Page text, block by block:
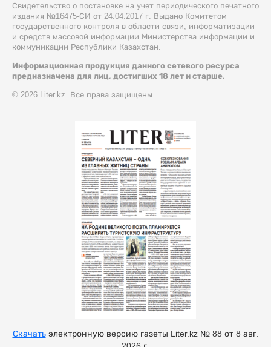
Свидетельство о постановке на учет периодического печатного
издания №16475-СИ от 24.04.2017 г. Выдано Комитетом
государственного контроля в области связи, информатизации
и средств массовой информации Министерства информации и
коммуникации Республики Казахстан.
Информационная продукция данного сетевого ресурса
предназначена для лиц, достигших 18 лет и старше.
© 2026 Liter.kz. Все права защищены.
Скачатьэлектронную версию газеты Liter.kz № 88 от 8 авг.